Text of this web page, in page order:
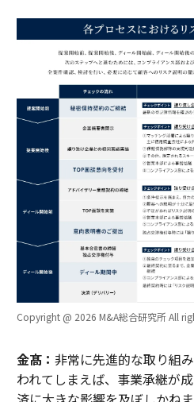
Copyright @ 2026 M&A総合研究所 All
金髙： 非常に先進的な取り組
われてしまえば、事業承継が